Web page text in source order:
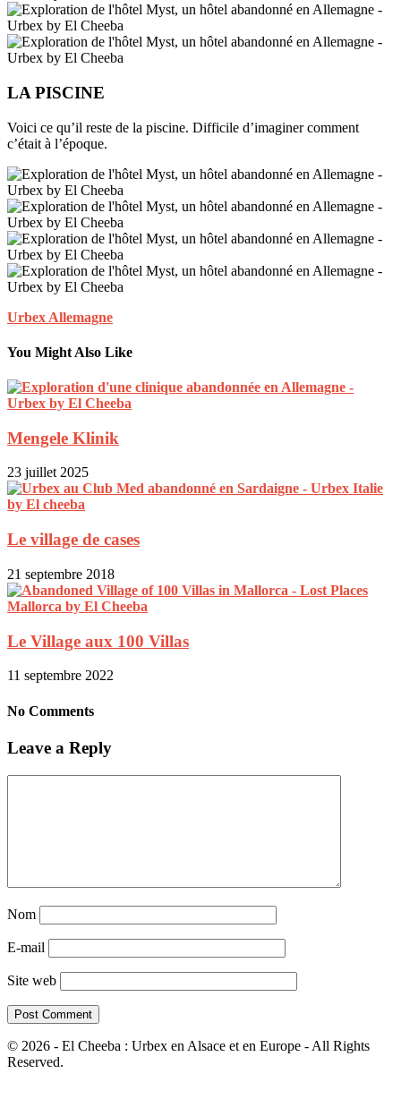
LA PISCINE
Voici ce qu’il reste de la piscine. Difficile d’imaginer comment
c’était à l’époque.
Urbex Allemagne
You Might Also Like
Mengele Klinik
23 juillet 2025
Le village de cases
21 septembre 2018
Le Village aux 100 Villas
11 septembre 2022
No Comments
Leave a Reply
Nom
E-mail
Site web
© 2026 - El Cheeba : Urbex en Alsace et en Europe - All Rights
Reserved.